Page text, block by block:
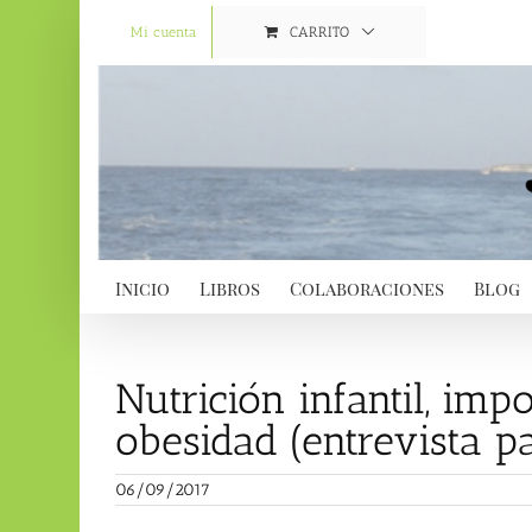
Mi cuenta CARRITO
Inicio Libros Colaboraciones Blog
Nutrición infantil,
obesidad (entrevista
06/09/2017